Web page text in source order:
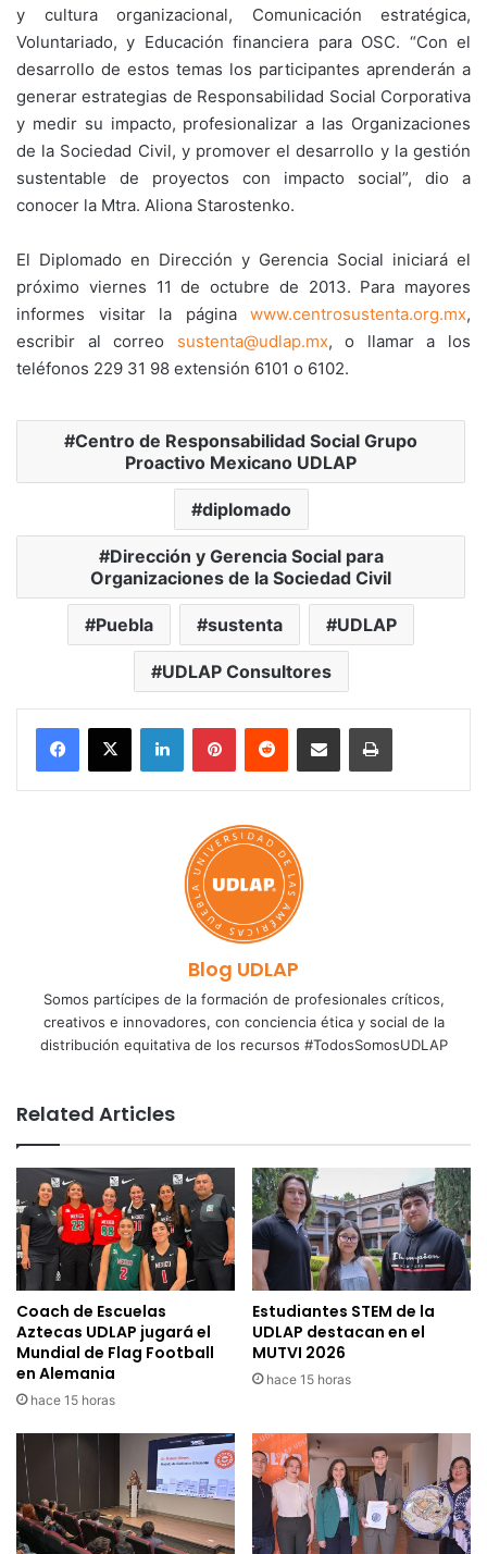
y cultura organizacional, Comunicación estratégica,
Voluntariado, y Educación financiera para OSC. “Con el
desarrollo de estos temas los participantes aprenderán a
generar estrategias de Responsabilidad Social Corporativa
y medir su impacto, profesionalizar a las Organizaciones
de la Sociedad Civil, y promover el desarrollo y la gestión
sustentable de proyectos con impacto social”, dio a
conocer la Mtra. Aliona Starostenko.
El Diplomado en Dirección y Gerencia Social iniciará el
próximo viernes 11 de octubre de 2013. Para mayores
informes visitar la página www.centrosustenta.org.mx,
escribir al correo sustenta@udlap.mx, o llamar a los
teléfonos 229 31 98 extensión 6101 o 6102.
Centro de Responsabilidad Social Grupo
Proactivo Mexicano UDLAP
diplomado
Dirección y Gerencia Social para
Organizaciones de la Sociedad Civil
Puebla sustenta UDLAP
UDLAP Consultores
LinkedInPinterestReddit Share via Email Print
Blog UDLAP
Somos partícipes de la formación de profesionales críticos,
creativos e innovadores, con conciencia ética y social de la
distribución equitativa de los recursos #TodosSomosUDLAP
Related Articles
Coach de Escuelas
Aztecas UDLAP jugará el
Mundial de Flag Football
en Alemania
hace 15 horas
Estudiantes STEM de la
UDLAP destacan en el
MUTVI 2026
hace 15 horas